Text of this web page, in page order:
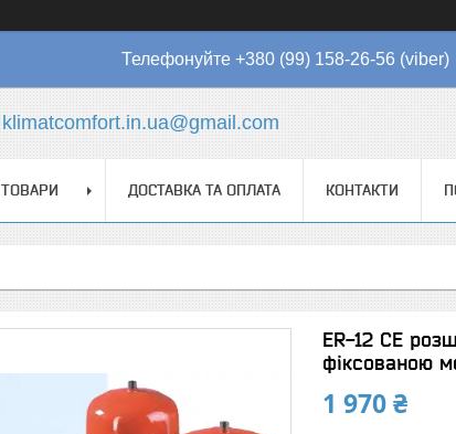
Телефонуйте +380 (99) 158-26-56 (viber)
klimatcomfort.in.ua@gmail.com
ТОВАРИ ДОСТАВКА ТА ОПЛАТА КОНТАКТИ
ER-12 CE
фіксованою
1 970 ₴